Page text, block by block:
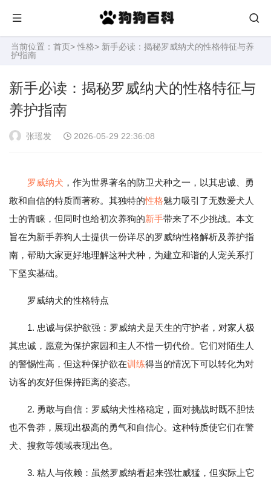
当前位置： 首页>性格> 新手必读：揭秘罗威纳犬的性格特征与养
护指南
新手必读：揭秘罗威纳犬的性格特征与
养护指南
张瑶发 2026-05-29 22:36:08
罗威纳犬 ，作为世界著名的防卫犬种之一，以其忠诚、勇
敢和自信的特质而著称。其独特的性格魅力吸引了无数爱犬人
士的青睐，但同时也给初次养狗的新手带来了不少挑战。本文
旨在为新手养狗人士提供一份详尽的罗威纳性格解析及养护指
南，帮助大家更好地理解这种犬种，为建立和谐的人宠关系打
下坚实基础。
罗威纳犬的性格特点
1. 忠诚与保护欲强：罗威纳犬是天生的守护者，对家人极
其忠诚，愿意为保护家园和主人不惜一切代价。它们对陌生人
的警惕性高，但这种保护欲在训练得当的情况下可以转化为对
访客的友好但保持距离的姿态。
2. 勇敢与自信：罗威纳犬性格稳定，面对挑战时既不胆怯
也不鲁莽，展现出极高的勇气和自信心。这种特质使它们在警
犬、搜救等领域表现出色。
3. 粘人与依赖：虽然罗威纳看起来强壮威猛，但实际上它